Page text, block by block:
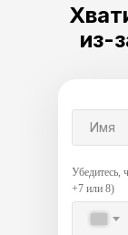
Имя
Убедитесь,
+7 или 8)
из-